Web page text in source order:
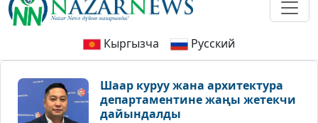
Кыргызча Русский
Шаар куруу жана архитектура
департаментине жаңы жетекчи
дайындалды